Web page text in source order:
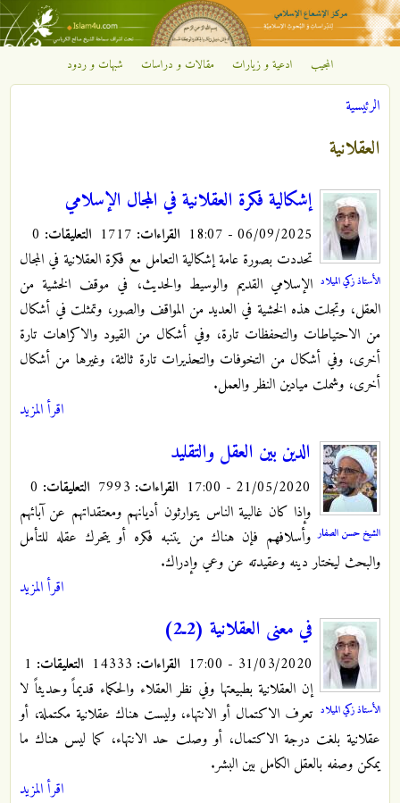
تجاوز إلى المحتوى الرئيسي
مركز
الإشعاع
الإسلامي
المجيب ادعية و زيارات مقالات و دراسات شبهات و ردود
أنت هنا
الرئيسية
العقلانية
الأستاذ زكي الميلاد
إشكالية فكرة العقلانية في المجال الإسلامي
06/09/2025 - 18:07 القراءات: التعليقات:
تحددت بصورة عامة إشكالية التعامل مع فكرة العقلانية في المجال
الإسلامي القديم والوسيط والحديث، في موقف الخشية من
العقل، وتجلت هذه الخشية في العديد من المواقف والصور، وتمثلت في أشكال
من الاحتياطات والتحفظات تارة، وفي أشكال من القيود والاكراهات تارة
أخرى، وفي أشكال من التخوفات والتحذيرات تارة ثالثة، وغيرها من أشكال
أخرى، وشملت ميادين النظر والعمل.
اقرأ المزيد
الشيخ حسن الصفار
الدين بين العقل والتقليد
21/05/2020 - 17:00 القراءات: التعليقات:
وإذا كان غالبية الناس يتوارثون أديانهم ومعتقداتهم عن آبائهم
وأسلافهم فإن هناك من يتنبه فكره أو يتحرك عقله للتأمل
والبحث ليختار دينه وعقيدته عن وعي وإدراك.
اقرأ المزيد
الأستاذ زكي الميلاد
في معنى العقلانية (2ـ2)
31/03/2020 - 17:00 القراءات: التعليقات:
إن العقلانية بطبيعتها وفي نظر العقلاء والحكماء قديماً وحديثاً لا
تعرف الاكتمال أو الانتهاء، وليست هناك عقلانية مكتملة، أو
عقلانية بلغت درجة الاكتمال، أو وصلت حد الانتهاء، كما ليس هناك ما
يمكن وصفه بالعقل الكامل بين البشر.
اقرأ المزيد